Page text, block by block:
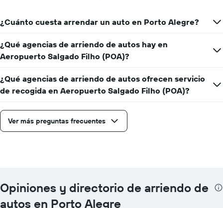
¿Cuánto cuesta arrendar un auto en Porto Alegre?
¿Qué agencias de arriendo de autos hay en
Aeropuerto Salgado Filho (POA)?
¿Qué agencias de arriendo de autos ofrecen servicio
de recogida en Aeropuerto Salgado Filho (POA)?
Ver más preguntas frecuentes
Opiniones y directorio de arriendo de
autos en Porto Alegre